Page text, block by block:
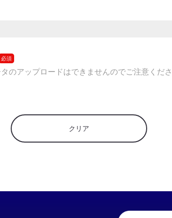
のアップロードはできませんのでご注意くださ
クリア